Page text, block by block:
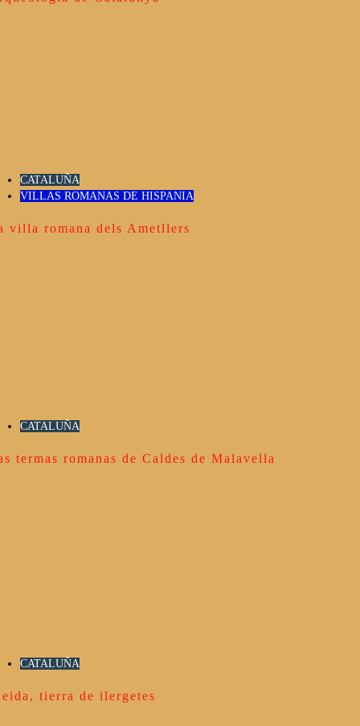
CATALUÑA
VILLAS ROMANAS DE HISPANIA
villa romana dels Ametllers
CATALUÑA
termas romanas de Caldes de Malavella
CATALUÑA
tierra de ilergetes